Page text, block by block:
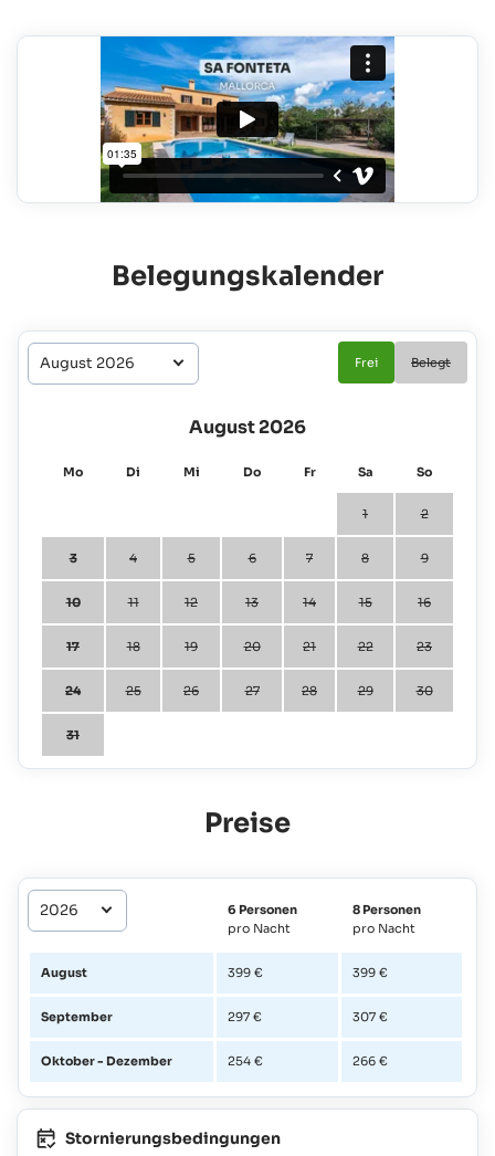
Belegungskalender
Frei Belegt
August 2026
Mo Di Mi Do Fr Sa So
1 2
3 4 5 6 7 8 9
10 11 12 13 14 15 16
17 18 19 20 21 22 23
24 25 26 27 28 29 30
31
Preise
6 Personen
pro Nacht
8 Personen
pro Nacht
August 399 € 399 €
September 297 € 307 €
Oktober - Dezember 254 € 266 €
Stornierungsbedingungen